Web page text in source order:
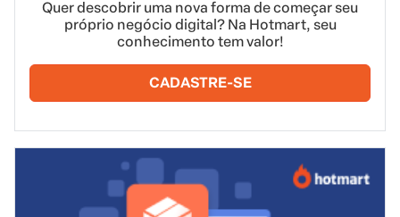
Quer descobrir uma nova forma de começar seu
próprio negócio digital? Na Hotmart, seu
conhecimento tem valor!
CADASTRE-SE